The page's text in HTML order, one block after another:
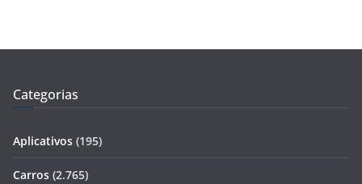
Categorias
Aplicativos (195)
Carros (2.765)